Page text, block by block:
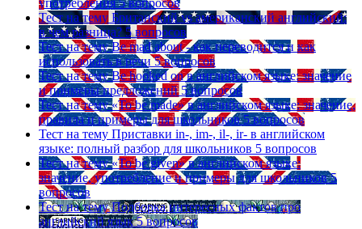
Тест на тему Британский vs американский английский:
в чем разница? 5 вопросов
Тест на тему Be mad about - как переводится и как
использовать в речи 5 вопросов
Тест на тему Be hooked on в английском языке: значение
и примеры предложений 5 вопросов
Тест на тему «To be made» в английском языке: значение,
правила и примеры для школьников 5 вопросов
Тест на тему Приставки in-, im-, il-, ir- в английском
языке: полный разбор для школьников 5 вопросов
Тест на тему «To be given» в английском языке:
значение, употребление и примеры для школьников 5
вопросов
Тест на тему Подборка интересных фактов про
английский язык 5 вопросов